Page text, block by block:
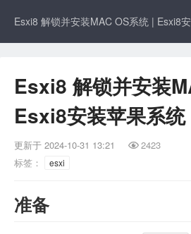
Esxi8 解锁并安装MAC OS系统 | Esxi8
Esxi8 解锁并安装
Esxi8安装苹果系统
更新于 2024-10-31 13:21  2423
标签：
esxi
准备